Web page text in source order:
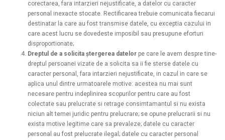
corectarea, fara intarzieri nejustificate, a datelor cu caracter
personal inexacte stocate. Rectificarea trebuie comunicata fiecarui
destinatar la care au fost transmise datele, cu exceptia cazului in
care acest lucru se dovedeste imposibil sau presupune eforturi
disproportionate;
Dreptul de a solicita ștergerea datelor pe care le avem despre tine-
dreptul persoanei vizate de a solicita sa ii fie sterse datele cu
caracter personal, fara intarzieri nejustificate, in cazul in care se
aplica unul dintre urmatoarele motive: acestea nu mai sunt
necesare pentru indeplinirea scopurilor pentru care au fost
colectate sau prelucrate si retrage consimtamantul si nu exista
niciun alt temei juridic pentru prelucrare; se opune prelucrarii si nu
exista motive legitime care sa prevaleze; datele cu caracter
personal au fost prelucrate ilegal; datele cu caracter personal